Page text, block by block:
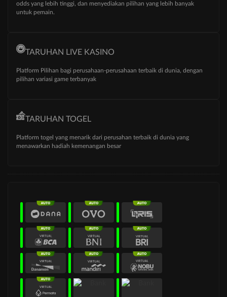
odds yang lebih tinggi, dan menyediakan pilihan yang lebih banyak
untuk pemain.
TARUHAN LIVE KASINO
Platform Pilihan bagi perusahaan-perusahaan terbaik di dunia, dengan
pilihan variasi game terbanyak
TARUHAN TOGEL
Platform togel yang menarik dari perusahan terbaik di dunia yang
menawarkan hadiah kemenangan besar